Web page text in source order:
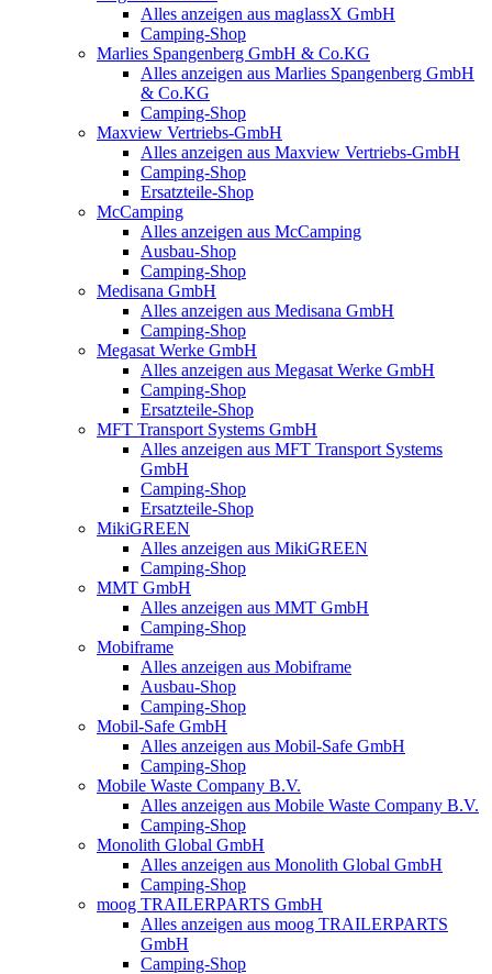
Alles anzeigen aus maglassX GmbH
Camping-Shop
Marlies Spangenberg GmbH & Co.KG
Alles anzeigen aus Marlies Spangenberg GmbH
& Co.KG
Camping-Shop
Maxview Vertriebs-GmbH
Alles anzeigen aus Maxview Vertriebs-GmbH
Camping-Shop
Ersatzteile-Shop
McCamping
Alles anzeigen aus McCamping
Ausbau-Shop
Camping-Shop
Medisana GmbH
Alles anzeigen aus Medisana GmbH
Camping-Shop
Megasat Werke GmbH
Alles anzeigen aus Megasat Werke GmbH
Camping-Shop
Ersatzteile-Shop
MFT Transport Systems GmbH
Alles anzeigen aus MFT Transport Systems
GmbH
Camping-Shop
Ersatzteile-Shop
MikiGREEN
Alles anzeigen aus MikiGREEN
Camping-Shop
MMT GmbH
Alles anzeigen aus MMT GmbH
Camping-Shop
Mobiframe
Alles anzeigen aus Mobiframe
Ausbau-Shop
Camping-Shop
Mobil-Safe GmbH
Alles anzeigen aus Mobil-Safe GmbH
Camping-Shop
Mobile Waste Company B.V.
Alles anzeigen aus Mobile Waste Company B.V.
Camping-Shop
Monolith Global GmbH
Alles anzeigen aus Monolith Global GmbH
Camping-Shop
moog TRAILERPARTS GmbH
Alles anzeigen aus moog TRAILERPARTS
GmbH
Camping-Shop